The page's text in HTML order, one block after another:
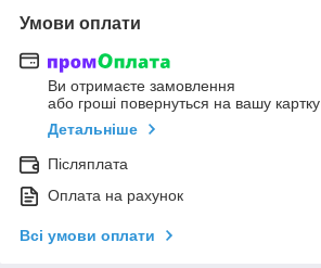
Умови оплати
Ви отримаєте замовлення
або гроші повернуться на вашу картку
Детальніше
Післяплата
Оплата на рахунок
Всі умови оплати